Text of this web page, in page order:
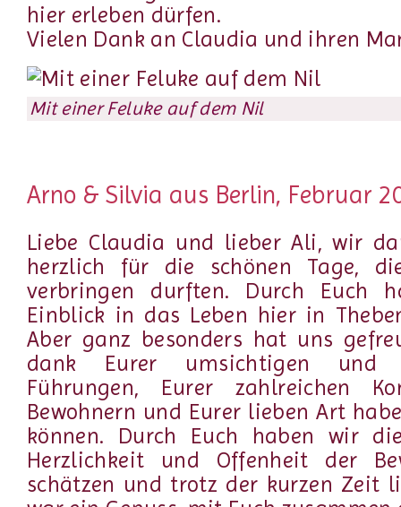
hier erleben dürfen.
Vielen Dank an Claudia und ihren
Mit einer Feluke auf dem Nil
Arno & Silvia aus Berlin, Februar
Liebe Claudia und lieber Ali, wir
herzlich für die schönen Tage,
verbringen durften. Durch Euch
Einblick in das Leben hier in
Aber ganz besonders hat uns
dank Eurer umsichtigen und
Führungen, Eurer zahlreichen
Bewohnern und Eurer lieben Art
können. Durch Euch haben wir
Herzlichkeit und Offenheit der
schätzen und trotz der kurzen Zeit